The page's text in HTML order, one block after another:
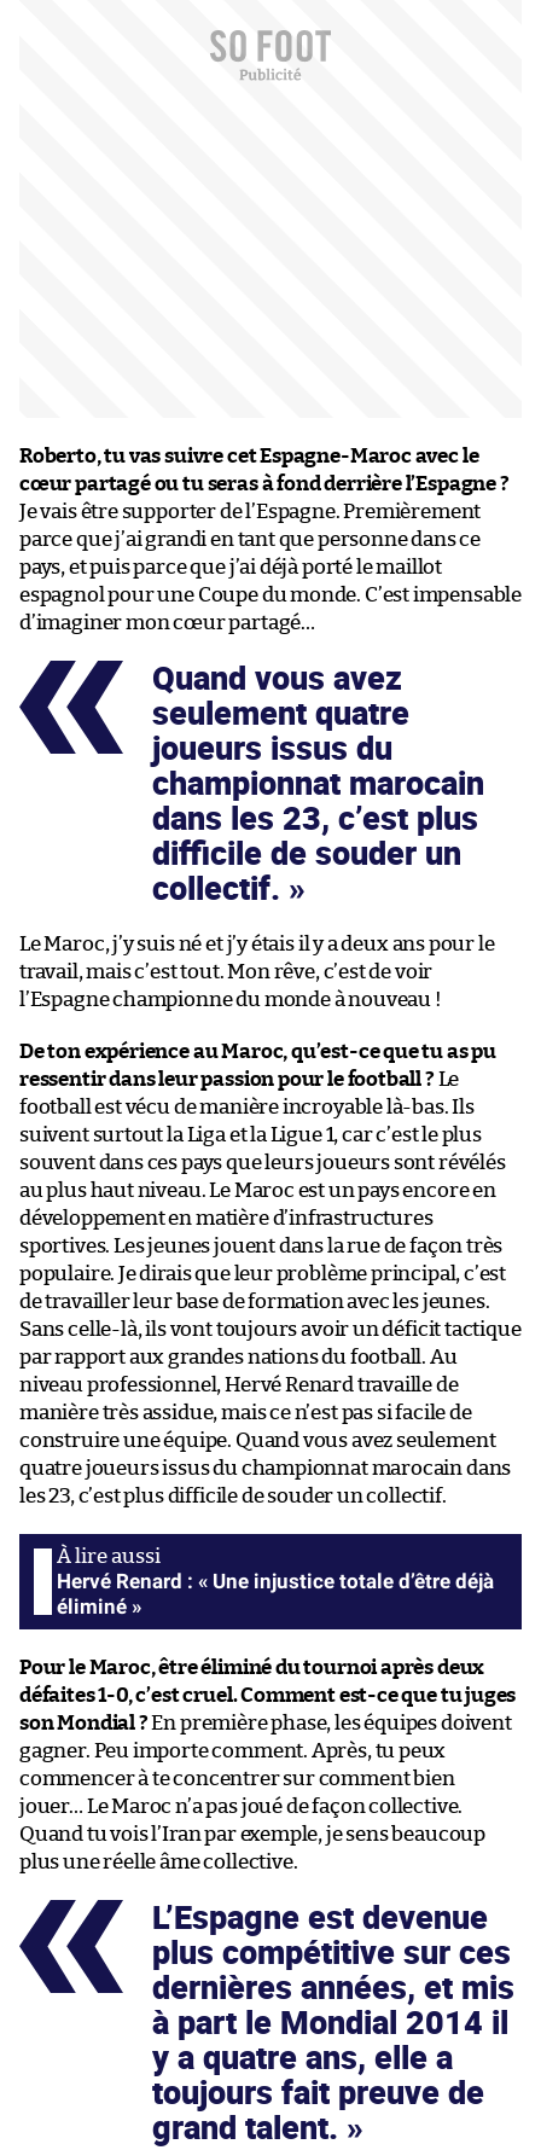
Roberto, tu vas suivre cet Espagne-Maroc avec le
cœur partagé ou tu seras à fond derrière l’Espagne ?
Je vais être supporter de l’Espagne. Premièrement
parce que j’ai grandi en tant que personne dans ce
pays, et puis parce que j’ai déjà porté le maillot
espagnol pour une Coupe du monde. C’est impensable
d’imaginer mon cœur partagé…
Quand vous avez
seulement quatre
joueurs issus du
championnat marocain
dans les 23, c’est plus
difficile de souder un
collectif.
Le Maroc, j’y suis né et j’y étais il y a deux ans pour le
travail, mais c’est tout. Mon rêve, c’est de voir
l’Espagne championne du monde à nouveau !
De ton expérience au Maroc, qu’est-ce que tu as pu
ressentir dans leur passion pour le football ? Le
football est vécu de manière incroyable là-bas. Ils
suivent surtout la Liga et la Ligue 1, car c’est le plus
souvent dans ces pays que leurs joueurs sont révélés
au plus haut niveau. Le Maroc est un pays encore en
développement en matière d’infrastructures
sportives. Les jeunes jouent dans la rue de façon très
populaire. Je dirais que leur problème principal, c’est
de travailler leur base de formation avec les jeunes.
Sans celle-là, ils vont toujours avoir un déficit tactique
par rapport aux grandes nations du football. Au
niveau professionnel, Hervé Renard travaille de
manière très assidue, mais ce n’est pas si facile de
construire une équipe. Quand vous avez seulement
quatre joueurs issus du championnat marocain dans
les 23, c’est plus difficile de souder un collectif.
Hervé Renard : « Une injustice totale d’être déjà
éliminé »
Pour le Maroc, être éliminé du tournoi après deux
défaites 1-0, c’est cruel. Comment est-ce que tu juges
son Mondial ?En première phase, les équipes doivent
gagner. Peu importe comment. Après, tu peux
commencer à te concentrer sur comment bien
jouer… Le Maroc n’a pas joué de façon collective.
Quand tu vois l’Iran par exemple, je sens beaucoup
plus une réelle âme collective.
L’Espagne est devenue
plus compétitive sur ces
dernières années, et mis
à part le Mondial 2014 il
y a quatre ans, elle a
toujours fait preuve de
grand talent.